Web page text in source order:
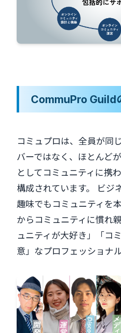
CommuPro Guild
コミュプロは、全員が同
バーではなく、ほとんど
としてコミュニティに携
構成されています。 ビジ
趣味でもコミュニティを
からコミュニティに慣れ
ュニティが大好き」「コ
意」なプロフェッショナル